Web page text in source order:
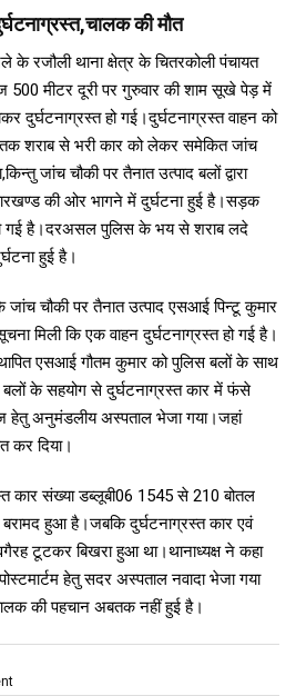
की मौत
के रजौली थाना क्षेत्र के चितरकोली पंचायत
500 मीटर दूरी पर गुरुवार की शाम सूखे पेड़ में
दुर्घटनाग्रस्त हो गई।दुर्घटनाग्रस्त वाहन को
शराब से भरी कार को लेकर समेकित जांच
जांच चौकी पर तैनात उत्पाद बलों द्वारा
की ओर भागने में दुर्घटना हुई है।सड़क
गई है।दरअसल पुलिस के भय से शराब लदे
हुई है।
जांच चौकी पर तैनात उत्पाद एसआई पिन्टू कुमार
मिली कि एक वाहन दुर्घटनाग्रस्त हो गई है।
एसआई गौतम कुमार को पुलिस बलों के साथ
के सहयोग से दुर्घटनाग्रस्त कार में फंसे
हेतु अनुमंडलीय अस्पताल भेजा गया।जहां
कर दिया।
कार संख्या डब्लूबी06 1545 से 210 बोतल
बरामद हुआ है।जबकि दुर्घटनाग्रस्त कार एवं
टूटकर बिखरा हुआ था।थानाध्यक्ष ने कहा
हेतु सदर अस्पताल नवादा भेजा गया
की पहचान अबतक नहीं हुई है।